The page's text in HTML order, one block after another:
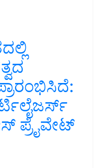
ಪ್ರೈವೇಟ್